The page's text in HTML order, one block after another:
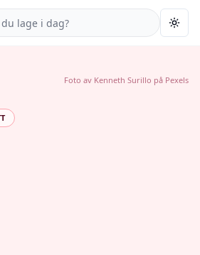
Foto av Kenneth Surillo på Pexels